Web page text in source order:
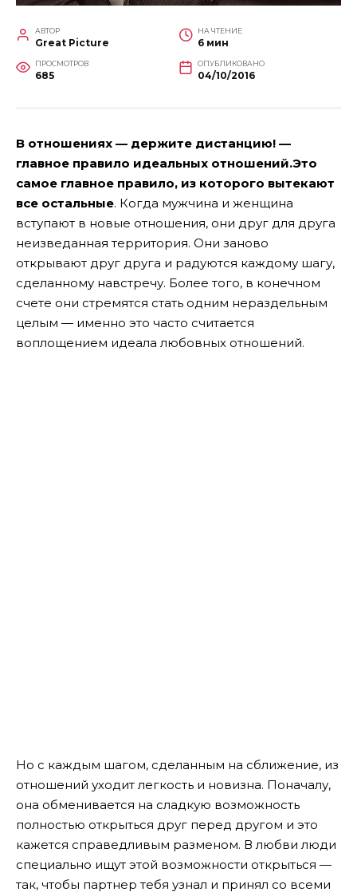
АВТОР
Great Picture
НА ЧТЕНИЕ
6 мин
ПРОСМОТРОВ
685
ОПУБЛИКОВАНО
04/10/2016
В отношениях — держите дистанцию! —
главное правило идеальных отношений.Это
самое главное правило, из которого вытекают
все остальные. Когда мужчина и женщина
вступают в новые отношения, они друг для друга
неизведанная территория. Они заново
открывают друг друга и радуются каждому шагу,
сделанному навстречу. Более того, в конечном
счете они стремятся стать одним нераздельным
целым — именно это часто считается
воплощением идеала любовных отношений.
Но с каждым шагом, сделанным на сближение, из
отношений уходит легкость и новизна. Поначалу,
она обменивается на сладкую возможность
полностью открыться друг перед другом и это
кажется справедливым разменом. В любви люди
специально ищут этой возможности открыться —
так, чтобы партнер тебя узнал и принял со всеми